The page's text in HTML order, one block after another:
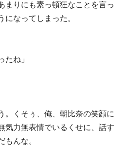
りにも素っ頓狂なことを言っ
になってしまった。
たね」
くそぅ、俺、朝比奈の笑顔に
気力無表情でいるくせに、話す
もんな。